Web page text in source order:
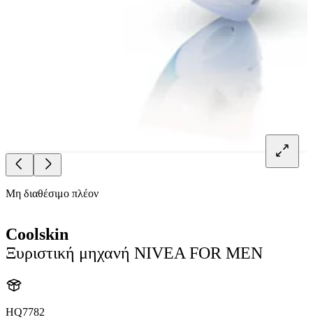
Μη διαθέσιμο πλέον
Coolskin
Ξυριστική μηχανή NIVEA FOR MEN
HQ7782